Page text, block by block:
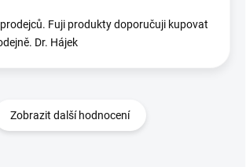
Fuji produkty doporučuji kupovat
Dr. Hájek
Zobrazit další hodnocení